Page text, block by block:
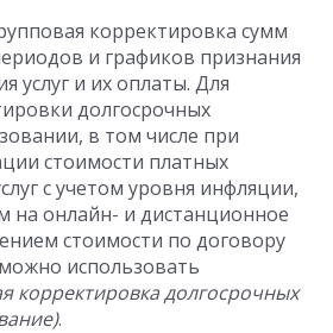
корректировка сумм
и графиков признания
услуг и их оплаты. Для
долгосрочных
в том числе при
стоимости платных
с учетом уровня инфляции,
на онлайн- и дистанционное
стоимости по договору
можно использовать
корректировка долгосрочных
.